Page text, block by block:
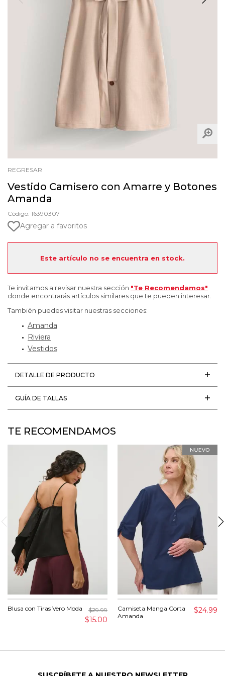
REGRESAR
Vestido Camisero con Amarre y Botones
Amanda
Código: 16390307
Agregar a favoritos
Este artículo no se encuentra en stock.
Te invitamos a revisar nuestra sección "Te Recomendamos"
donde encontrarás artículos similares que te pueden interesar.
También puedes visitar nuestras secciones:
Amanda
Riviera
Vestidos
DETALLE DE PRODUCTO
GUÍA DE TALLAS
TE RECOMENDAMOS
Blusa con Tiras Vero Moda $29.99
$15.00
Camiseta Manga Corta
Amanda
$24.99